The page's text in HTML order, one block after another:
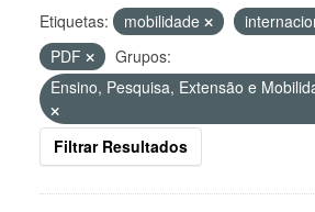
Etiquetas: mobilidade
PDF
Grupos:
Ensino, Pesquisa, Extensão e
Filtrar Resultados